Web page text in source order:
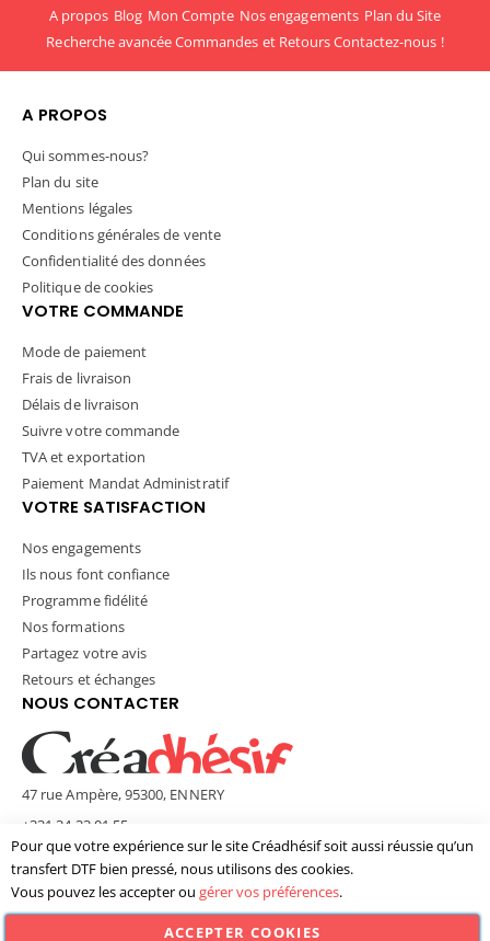
A propos Blog Mon Compte Nos engagements Plan du Site
Recherche avancéeCommandes et RetoursContactez-nous !
A PROPOS
Qui sommes-nous?
Plan du site
Mentions légales
Conditions générales de vente
Confidentialité des données
Politique de cookies
VOTRE COMMANDE
Mode de paiement
Frais de livraison
Délais de livraison
Suivre votre commande
TVA et exportation
Paiement Mandat Administratif
VOTRE SATISFACTION
Nos engagements
Ils nous font confiance
Programme fidélité
Nos formations
Partagez votre avis
Retours et échanges
NOUS CONTACTER
47 rue Ampère, 95300, ENNERY
+331 34 33 01 55
contact@creadhesif.com
Lun - Ven / 9h30 - 12h00 & 14h00 - 17h00
Pour que votre expérience sur le site Créadhésif soit aussi réussie qu’un
transfert DTF bien pressé, nous utilisons des cookies.
Vous pouvez les accepter ou gérer vos préférences.
ACCEPTER COOKIES